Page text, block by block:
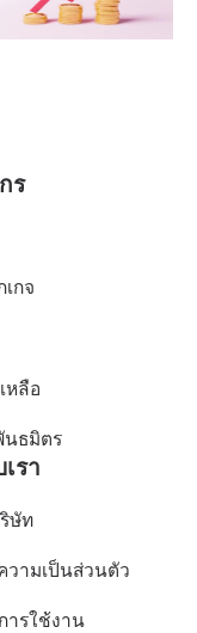
ร
กจ
หลือ
นธมิตร
รา
ษัท
วามเป็นส่วนตัว
ารใช้งาน